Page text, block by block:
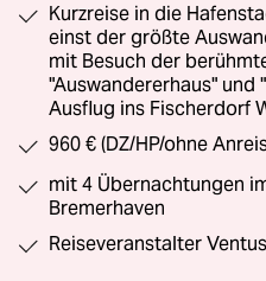
Kurzreise in die
einst der größte
mit Besuch der
"Auswandererhaus" und
Ausflug ins Fischerdorf
960 € (DZ/HP/ohne
mit 4 Übernachtungen
Bremerhaven
Reiseveranstalter